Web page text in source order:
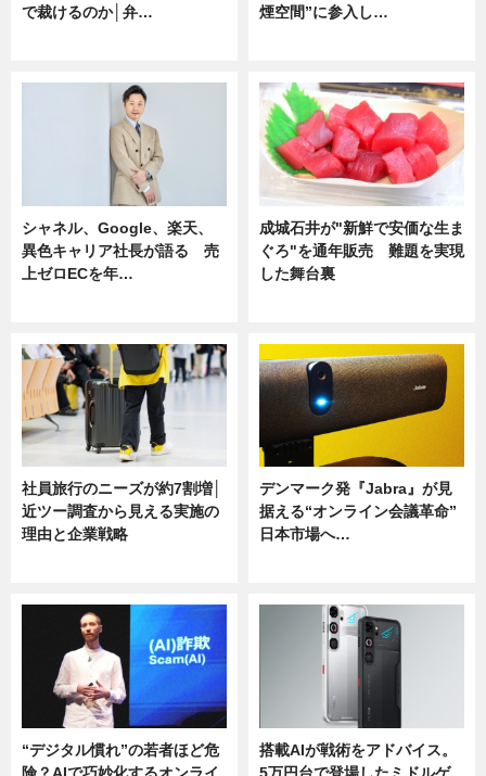
で裁けるのか│弁…
煙空間”に参入し…
シャネル、Google、楽天、
異色キャリア社長が語る 売
上ゼロECを年…
成城石井が"新鮮で安価な生ま
ぐろ"を通年販売 難題を実現
した舞台裏
社員旅行のニーズが約7割増│
近ツー調査から見える実施の
理由と企業戦略
デンマーク発『Jabra』が見
据える“オンライン会議革命”
日本市場へ…
“デジタル慣れ”の若者ほど危
険？AIで巧妙化するオンライ
搭載AIが戦術をアドバイス。
5万円台で登場したミドルゲ